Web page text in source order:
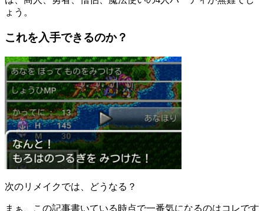
ょう。
これを入手できるのか？
次のリメイクでは、どうなる？
まぁ、この記事書いている時点で一番気になるのはコレです